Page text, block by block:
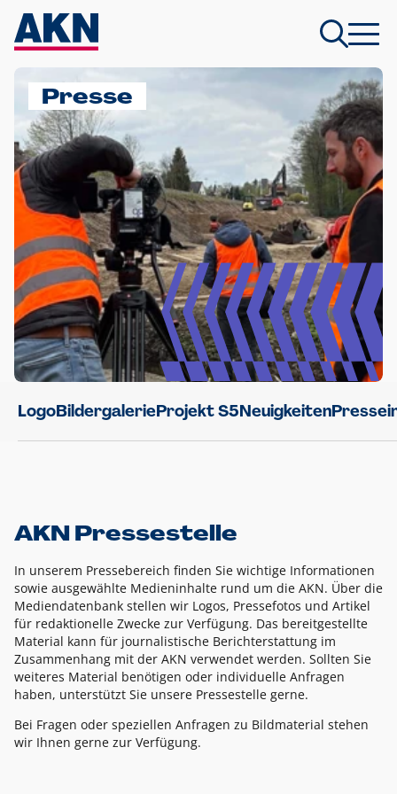
Presse
LogoBildergalerieProjekt S5Neuigkeiten
AKN Pressestelle
In unserem Pressebereich finden Sie wichtige Informationen
sowie ausgewählte Medieninhalte rund um die AKN. Über die
Mediendatenbank stellen wir Logos, Pressefotos und Artikel
für redaktionelle Zwecke zur Verfügung. Das bereitgestellte
Material kann für journalistische Berichterstattung im
Zusammenhang mit der AKN verwendet werden. Sollten Sie
weiteres Material benötigen oder individuelle Anfragen
haben, unterstützt Sie unsere Pressestelle gerne.
Bei Fragen oder speziellen Anfragen zu Bildmaterial stehen
wir Ihnen gerne zur Verfügung.